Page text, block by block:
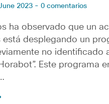
2023 - 0 comentarios
ha observado que un
está desplegando un
no identificado
Este programa